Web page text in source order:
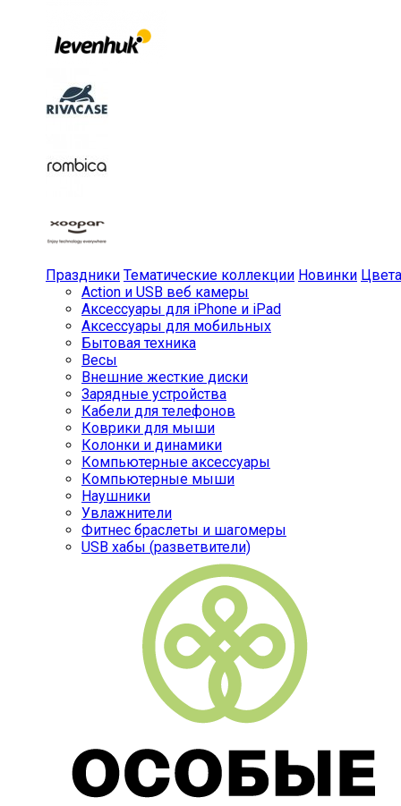
Праздники Тематические коллекции Новинки Цвета
Action и USB веб камеры
Аксессуары для iPhone и iPad
Аксессуары для мобильных
Бытовая техника
Весы
Внешние жесткие диски
Зарядные устройства
Кабели для телефонов
Коврики для мыши
Колонки и динамики
Компьютерные аксессуары
Компьютерные мыши
Наушники
Увлажнители
Фитнес браслеты и шагомеры
USB хабы (разветвители)